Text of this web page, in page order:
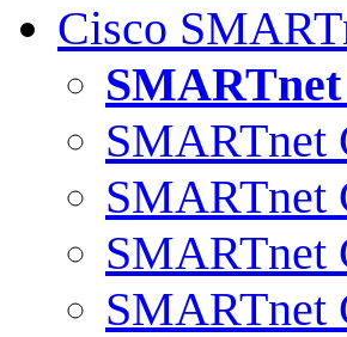
Cisco
SMARTnet
SMARTnet
SMARTnet
SMARTnet